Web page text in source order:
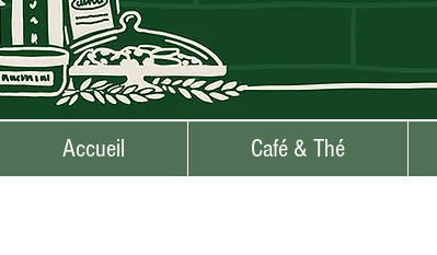
Accueil Café & Thé